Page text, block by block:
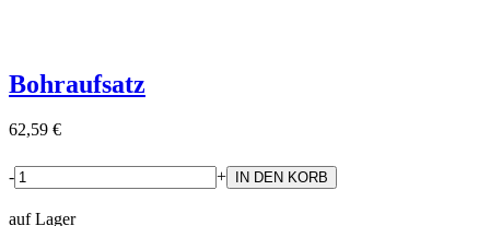
Bohraufsatz
62,59 €
- +
auf Lager